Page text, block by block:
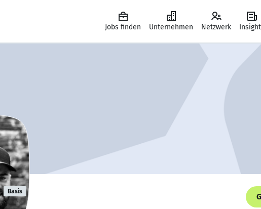
Jobs finden Unternehmen Netzwerk
Basis